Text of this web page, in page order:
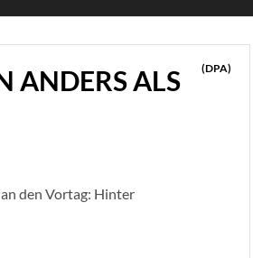
ANDERS ALS
(DPA)
den Vortag: Hinter